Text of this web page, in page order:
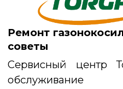
Ремонт
советы
Сервисный центр